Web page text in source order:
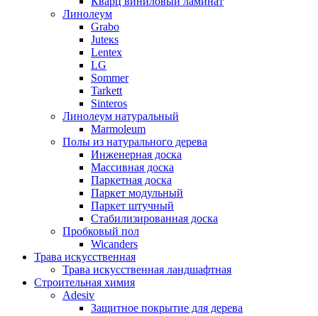
Линолеум
Grabo
Juteкs
Lentex
LG
Sommer
Tarkett
Sinteros
Линолеум натуральный
Marmoleum
Полы из натурального дерева
Инженерная доска
Массивная доска
Паркетная доска
Паркет модульный
Паркет штучный
Стабилизированная доска
Пробковый пол
Wicanders
Трава искусственная
Трава искусственная ландшафтная
Строительная химия
Adesiv
Защитное покрытие для дерева